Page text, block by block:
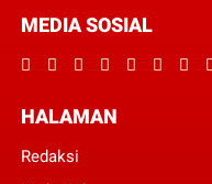
MEDIA SOSIAL
HALAMAN
Redaksi